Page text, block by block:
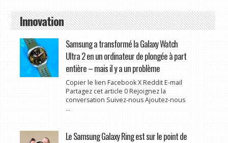
Innovation
Samsung a transformé la Galaxy Watch
Ultra 2 en un ordinateur de plongée à part
entière – mais il y a un problème
Copier le lien Facebook X Reddit E-mail
Partagez cet article 0 Rejoignez la
conversation Suivez-nous Ajoutez-nous
...
Le Samsung Galaxy Ring est sur le point de